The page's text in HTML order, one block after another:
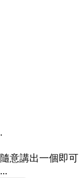
意講出一個即可